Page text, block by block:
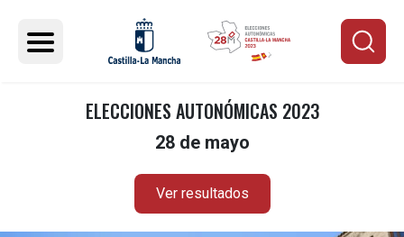
ELECCIONES AUTONÓMICAS 2023
28 de mayo
Ver resultados